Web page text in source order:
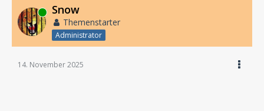
Online Snow
Themenstarter
Administrator
14. November 2025